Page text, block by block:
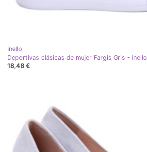
Inello
Deportivas clásicas de mujer Fargis Gris - Inello
18,48 €